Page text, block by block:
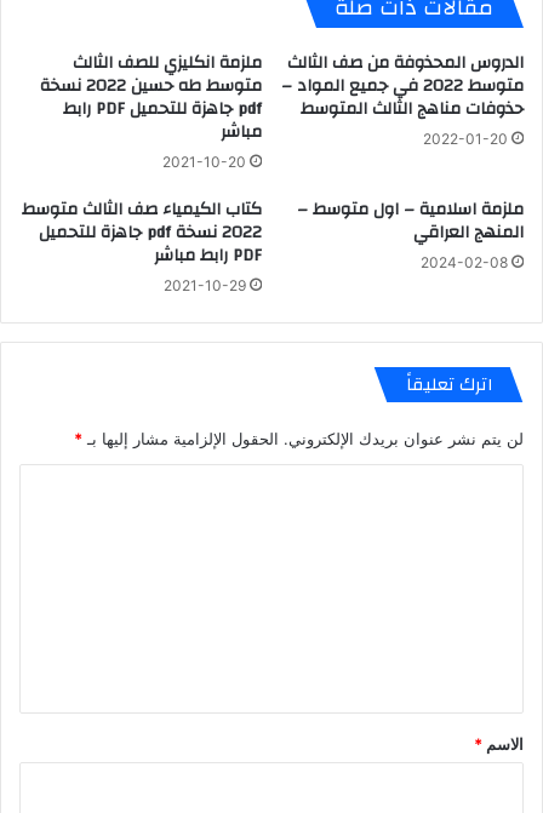
الدروس المحذوفة من صف الثالث
متوسط 2022 في جميع المواد –
حذوفات مناهج الثالث المتوسط
2022-01-20
ملزمة انكليزي للصف الثالث
متوسط طه حسين 2022 نسخة
pdf جاهزة للتحميل PDF رابط
مباشر
2021-10-20
ملزمة اسلامية – اول متوسط –
المنهج العراقي
2024-02-08
كتاب الكيمياء صف الثالث متوسط
2022 نسخة pdf جاهزة للتحميل
PDF رابط مباشر
2021-10-29
اترك تعليقاً
لن يتم نشر عنوان بريدك الإلكتروني. الحقول الإلزامية مشار إليها بـ *
*
الاسم *